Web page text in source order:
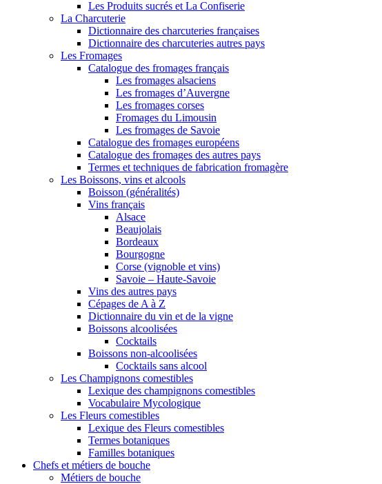
Les Produits sucrés et La Confiserie
La Charcuterie
Dictionnaire des charcuteries françaises
Dictionnaire des charcuteries autres pays
Les Fromages
Catalogue des fromages français
Les fromages alsaciens
Les fromages d’Auvergne
Les fromages corses
Fromages du Limousin
Les fromages de Savoie
Catalogue des fromages européens
Catalogue des fromages des autres pays
Termes et techniques de fabrication fromagère
Les Boissons, vins et alcools
Boisson (généralités)
Vins français
Alsace
Beaujolais
Bordeaux
Bourgogne
Corse (vignoble et vins)
Savoie – Haute-Savoie
Vins des autres pays
Cépages de A à Z
Dictionnaire du vin et de la vigne
Boissons alcoolisées
Cocktails
Boissons non-alcoolisées
Cocktails sans alcool
Les Champignons comestibles
Lexique des champignons comestibles
Vocabulaire Mycologique
Les Fleurs comestibles
Lexique des Fleurs comestibles
Termes botaniques
Familles botaniques
Chefs et métiers de bouche
Métiers de bouche